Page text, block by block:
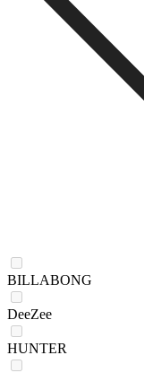
BILLABONG
DeeZee
HUNTER